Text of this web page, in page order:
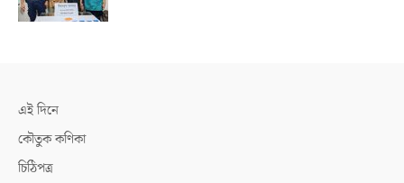
এই দিনে
কৌতুক কণিকা
চিঠিপত্র